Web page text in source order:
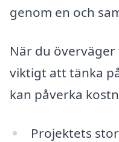
genom en och
När du
viktigt att tänka
kan påverka
Projektets